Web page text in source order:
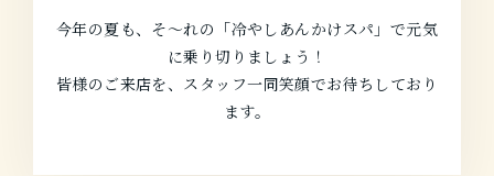
今年の夏も、そ〜れの「冷やしあんかけスパ」で元気
に乗り切りましょう！
皆様のご来店を、スタッフ一同笑顔でお待ちしており
ます。